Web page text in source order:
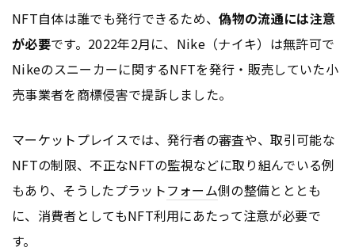
NFT自体は誰でも発行できるため、偽物の流通には注意
が必要です。2022年2月に、Nike（ナイキ）は無許可で
Nikeのスニーカーに関するNFTを発行・販売していた小
売事業者を商標侵害で提訴しました。
マーケットプレイスでは、発行者の審査や、取引可能な
NFTの制限、不正なNFTの監視などに取り組んでいる例
もあり、そうしたプラットフォーム側の整備とととも
に、消費者としてもNFT利用にあたって注意が必要で
す。